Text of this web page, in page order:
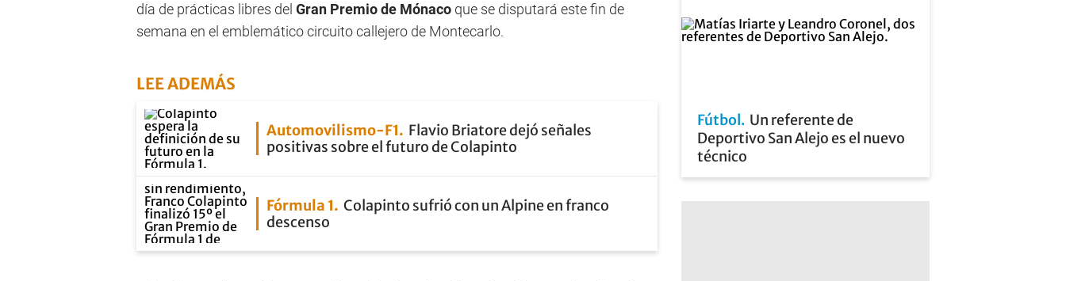
día de prácticas libres del Gran Premio de Mónaco que se disputará este fin de
semana en el emblemático circuito callejero de Montecarlo.
LEE ADEMÁS
Automovilismo-F1
Flavio Briatore dejó señales
positivas sobre el futuro de Colapinto
Fórmula 1
Colapinto sufrió con un Alpine en franco
descenso
Fútbol Un referente de
Deportivo San Alejo es el nuevo
técnico